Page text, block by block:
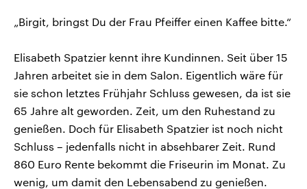
„Birgit, bringst Du der Frau Pfeiffer einen Kaffee bitte.“
Elisabeth Spatzier kennt ihre Kundinnen. Seit über 15
Jahren arbeitet sie in dem Salon. Eigentlich wäre für
sie schon letztes Frühjahr Schluss gewesen, da ist sie
65 Jahre alt geworden. Zeit, um den Ruhestand zu
genießen. Doch für Elisabeth Spatzier ist noch nicht
Schluss – jedenfalls nicht in absehbarer Zeit. Rund
860 Euro Rente bekommt die Friseurin im Monat. Zu
wenig, um damit den Lebensabend zu genießen.